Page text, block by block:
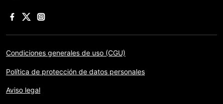
Condiciones generales de uso (CGU)
Política de protección de datos personales
Aviso legal